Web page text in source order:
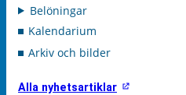
Belöningar
Kalendarium
Arkiv och bilder
Alla nyhetsartiklar